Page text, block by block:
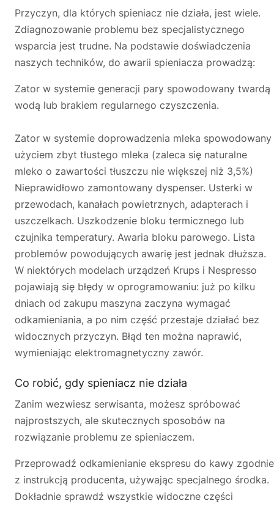
Przyczyn, dla których spieniacz nie działa, jest wiele.
Zdiagnozowanie problemu bez specjalistycznego
wsparcia jest trudne. Na podstawie doświadczenia
naszych techników, do awarii spieniacza prowadzą:
Zator w systemie generacji pary spowodowany twardą
wodą lub brakiem regularnego czyszczenia.
Zator w systemie doprowadzenia mleka spowodowany
użyciem zbyt tłustego mleka (zaleca się naturalne
mleko o zawartości tłuszczu nie większej niż 3,5%)
Nieprawidłowo zamontowany dyspenser. Usterki w
przewodach, kanałach powietrznych, adapterach i
uszczelkach. Uszkodzenie bloku termicznego lub
czujnika temperatury. Awaria bloku parowego. Lista
problemów powodujących awarię jest jednak dłuższa.
W niektórych modelach urządzeń Krups i Nespresso
pojawiają się błędy w oprogramowaniu: już po kilku
dniach od zakupu maszyna zaczyna wymagać
odkamieniania, a po nim część przestaje działać bez
widocznych przyczyn. Błąd ten można naprawić,
wymieniając elektromagnetyczny zawór.
Co robić, gdy spieniacz nie działa
Zanim wezwiesz serwisanta, możesz spróbować
najprostszych, ale skutecznych sposobów na
rozwiązanie problemu ze spieniaczem.
Przeprowadź odkamienianie ekspresu do kawy zgodnie
z instrukcją producenta, używając specjalnego środka.
Dokładnie sprawdź wszystkie widoczne części